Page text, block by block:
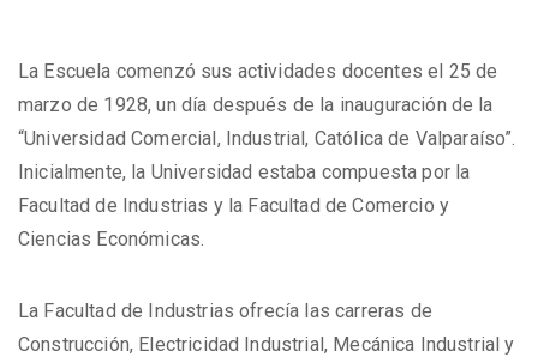
La Escuela comenzó sus actividades docentes el 25 de
marzo de 1928, un día después de la inauguración de la
“Universidad Comercial, Industrial, Católica de Valparaíso”.
Inicialmente, la Universidad estaba compuesta por la
Facultad de Industrias y la Facultad de Comercio y
Ciencias Económicas.
La Facultad de Industrias ofrecía las carreras de
Construcción, Electricidad Industrial, Mecánica Industrial y